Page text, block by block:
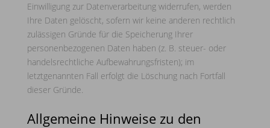
Einwilligung zur Datenverarbeitung widerrufen, werden
Ihre Daten gelöscht, sofern wir keine anderen rechtlich
zulässigen Gründe für die Speicherung Ihrer
personenbezogenen Daten haben (z. B. steuer- oder
handelsrechtliche Aufbewahrungsfristen); im
letztgenannten Fall erfolgt die Löschung nach Fortfall
dieser Gründe.
Allgemeine Hinweise zu den